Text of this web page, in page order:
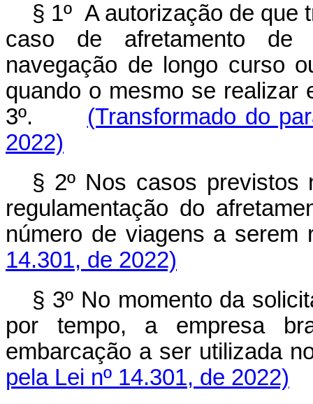
§ 1ºA autorização de que
caso de afretamento de
navegação de longo curso
quando o mesmo se realizar
3º. (Transformado do
2022)
§ 2º Nos casos
regulamentação do
número de viagens a
14.301, de 2022)
§ 3º No momento da
por tempo, a empresa
embarcação a ser
pela Lei nº 14.301, de 2022)